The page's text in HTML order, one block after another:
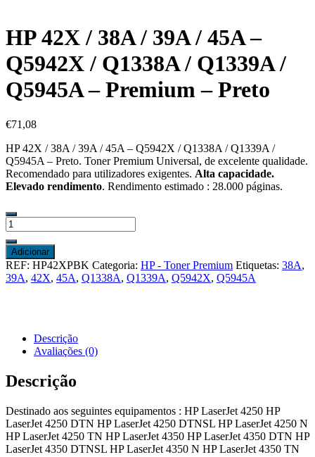
HP 42X / 38A / 39A / 45A –
Q5942X / Q1338A / Q1339A /
Q5945A – Premium – Preto
€71,08
HP 42X / 38A / 39A / 45A – Q5942X / Q1338A / Q1339A /
Q5945A – Preto. Toner Premium Universal, de excelente qualidade.
Recomendado para utilizadores exigentes. Alta capacidade.
Elevado rendimento. Rendimento estimado : 28.000 páginas.
Quantidade
de
HP
42X
/
38A
45A
/
Q1338A
Q1339A
/
Q5945A
-
Adicionar
REF: HP42XPBK Categoria: HP - Toner Premium Etiquetas: 38A,
39A, 42X, 45A, Q1338A, Q1339A, Q5942X, Q5945A
Descrição
Avaliações (0)
Descrição
Destinado aos seguintes equipamentos : HP LaserJet 4250 HP
LaserJet 4250 DTN HP LaserJet 4250 DTNSL HP LaserJet 4250 N
HP LaserJet 4250 TN HP LaserJet 4350 HP LaserJet 4350 DTN HP
LaserJet 4350 DTNSL HP LaserJet 4350 N HP LaserJet 4350 TN